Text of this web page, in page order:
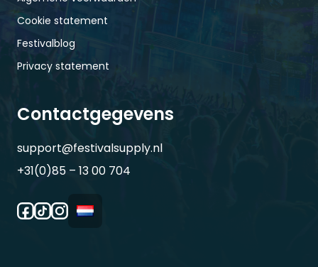
Cookie statement
Festivalblog
Privacy statement
Contactgegevens
support@festivalsupply.nl
+31(0)85 – 13 00 704